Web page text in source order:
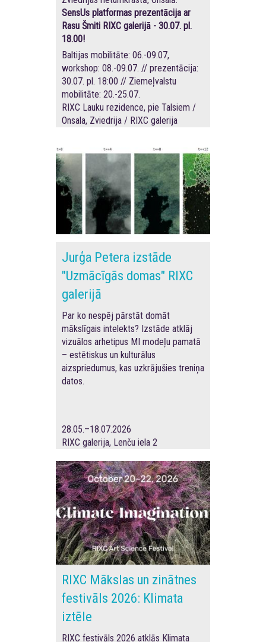
SensUs platformas prezentācija ar
Rasu Šmiti RIXC galerijā - 30.07. pl.
18.00!
Baltijas mobilitāte: 06.-09.07,
workshop: 08.-09.07. // prezentācija:
30.07. pl. 18:00 // Ziemeļvalstu
mobilitāte: 20.-25.07.
RIXC Lauku rezidence, pie Talsiem /
Onsala, Zviedrija / RIXC galerija
Jurģa Petera izstāde
"Uzmācīgās domas" RIXC
galerijā
Par ko nespēj pārstāt domāt
mākslīgais intelekts? Izstāde atklāj
vizuālos arhetipus MI modeļu pamatā
– estētiskus un kulturālus
aizspriedumus, kas uzkrājušies treniņa
datos.
28.05.–18.07.2026
RIXC galerija, Lenču iela 2
RIXC Mākslas un zinātnes
festivāls 2026: Klimata
iztēle
RIXC festivāls 2026 atklās Klimata